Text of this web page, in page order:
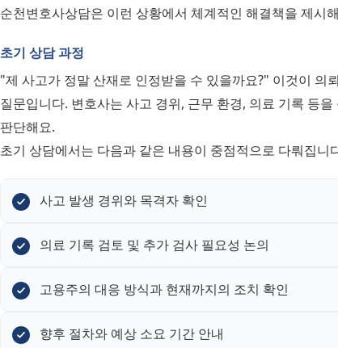
순천변호사상담은 이런 상황에서 체계적인 해결책을 제시
초기 상담 과정
"제 사고가 정말 산재로 인정받을 수 있을까요?" 이것이 의
질문입니다. 변호사는 사고 경위, 근무 환경, 의료 기록 등
판단해요.
초기 상담에서는 다음과 같은 내용이 중점적으로 다뤄집니
사고 발생 경위와 목격자 확인
의료 기록 검토 및 추가 검사 필요성 논의
고용주의 대응 방식과 현재까지의 조치 확인
향후 절차와 예상 소요 기간 안내